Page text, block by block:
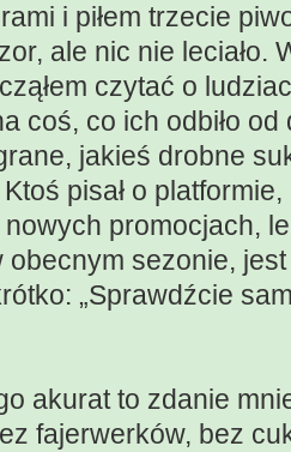
i piłem trzecie
ale nic nie leciało.
czytać o
coś, co ich odbiło
jakieś drobne
pisał o
nowych promocjach,
obecnym sezonie,
„Sprawdźcie
akurat to zdanie
fajerwerków, bez